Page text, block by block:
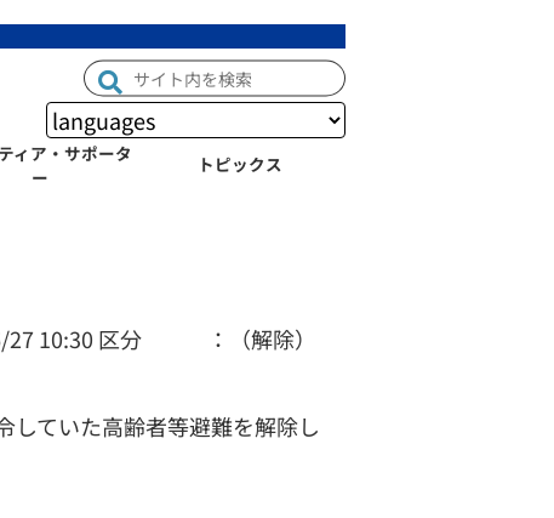
ィア・サポータ
ー
トピックス
27 10:30 区分 ：（解除）
していた高齢者等避難を解除し